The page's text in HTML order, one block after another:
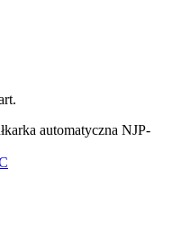
automatyczna NJP-